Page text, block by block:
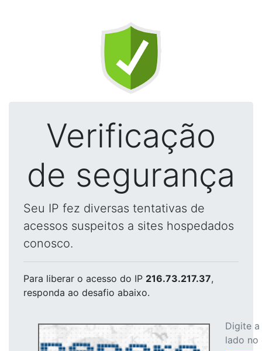
Verificação
de segurança
Seu IP fez diversas tentativas de
acessos suspeitos a sites hospedados
conosco.
Para liberar o acesso do IP 216.73.217.37,
responda ao desafio abaixo.
Digite
lado no